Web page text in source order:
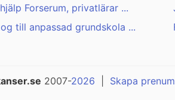
Forserum, privatlärar ...
till anpassad grundskola ...
2007-2026 Skapa